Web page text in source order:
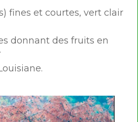
fines et courtes, vert clair
donnant des fruits en